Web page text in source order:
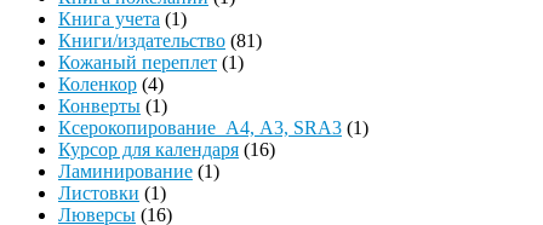
Книга учета (1)
Книги/издательство (81)
Кожаный переплет (1)
Коленкор (4)
Конверты (1)
Ксерокопирование А4, А3, SRA3 (1)
Курсор для календаря (16)
Ламинирование (1)
Листовки (1)
Люверсы (16)